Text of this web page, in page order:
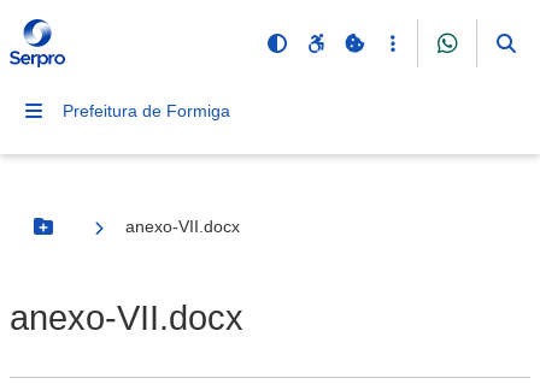
Prefeitura de Formiga
Botão Menu
anexo-VII.docx
anexo-VII.docx